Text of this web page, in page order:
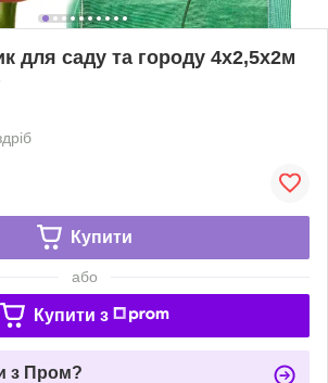
для саду та городу 4х2,5х2м
Купити
або
Купити з
з Пром?